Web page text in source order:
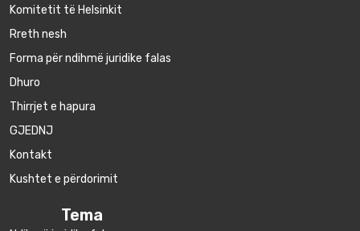
Komitetit të Helsinkit
Rreth nesh
Forma për ndihmë juridike falas
Dhuro
Thirrjet e hapura
GJEDNJ
Kontakt
Kushtet e përdorimit
Tema